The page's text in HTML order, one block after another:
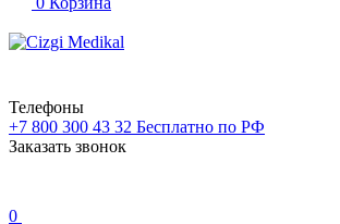
Телефоны
+7 800 300 43 32 Бесплатно по РФ
Заказать звонок
0